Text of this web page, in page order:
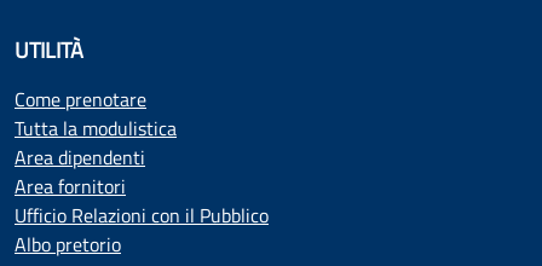
UTILITÀ
Come prenotare
Tutta la modulistica
Area dipendenti
Area fornitori
Ufficio Relazioni con il Pubblico
Albo pretorio